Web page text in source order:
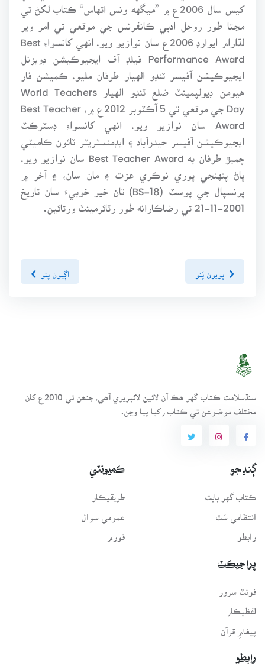
کيس سال 2006ع ۾ ”ميگهه ونس اتهاس“ ڪتاب لکڻ تي
مڃتا طور روحل ادبي ڪانفرنس جي موقعي تي امر وير
لڌارام ايوارڊ 2006ع سان نوازيو ويو. انهي کانسواءِ Best
Performance Award فيلڊ آف ايجيوڪيشن ڊويزنل
ايجيوڪيشن آفيسر ٽنڊو الهيار طرفان مليو. ڪميشن فار
هيومن ڊيولپمينٽ ضلع ٽنڊو الهيار World Teachers
Day جي موقعي تي 5 آڪٽوبر 2012ع ۾، Best Teacher
Award سان نوازيو ويو. انهي کانسواءِ ڊسٽرڪٽ
ايجيوڪيشن آفيسر حيدرآباد ۽ ايڊمنسٽريٽر ٽائون ڪاميٽي
چمبڙ طرفان به Best Teacher Award سان نوازيو ويو.
پاڻ پنهنجي پوري نوڪري عزت ۽ مان سان، ۽ آخر ۾
پرنسپال جي پوسٽ (BS-18) تان خير خوبيءَ سان تاريخ
2001-11-21 تي رضاڪارانه طور رٽائرمينٽ ورتائين.
پويون پَنو اڳيون پنو
سنڌسلامت ڪتاب گهر ھڪ آن لائين لائبريري آھي، جنھن تي 2010ع کان
مختلف موضوعن تي ڪتاب رکيا پيا وڃن.
ڳنڍجو
ڪتاب گهر بابت
انتظامي سَٿ
رابطو
ڪميونٽي
طريقيڪار
عمومي سوال
فورم
پراجيڪٽ
لفظيڪار
پيغامِ قرآن
رابطو